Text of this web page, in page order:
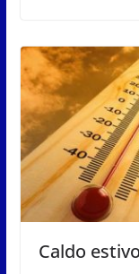
Caldo